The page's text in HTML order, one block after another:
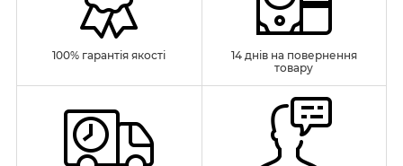
100% гарантія якості
14 днів на повернення
товару